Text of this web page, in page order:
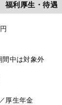
福利厚生・待遇
中は対象外
厚生年金